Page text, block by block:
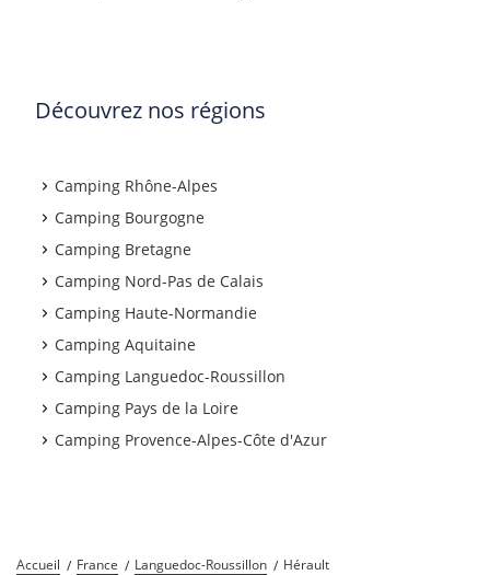
Découvrez nos régions
Camping Rhône-Alpes
Camping Bourgogne
Camping Bretagne
Camping Nord-Pas de Calais
Camping Haute-Normandie
Camping Aquitaine
Camping Languedoc-Roussillon
Camping Pays de la Loire
Camping Provence-Alpes-Côte d'Azur
Accueil France Languedoc-Roussillon Hérault